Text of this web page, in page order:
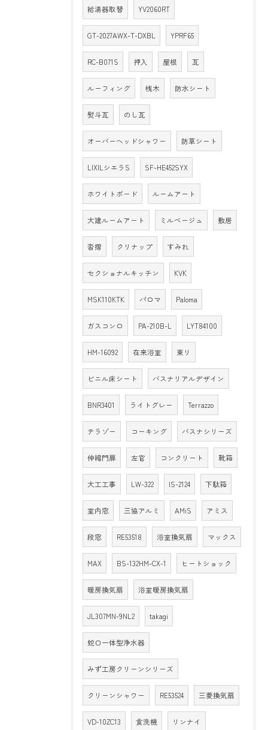
給湯器取替 YV2060RT
GT-2027AWX-T-DXBL YPRF65
RC-B071S 押入 屋根 瓦
ルーフィング 桟木 防水シート
熨斗瓦 のし瓦
オーバーヘッドシャワー 防草シート
LIXILシエラS SF-HE452SYX
ホワイトボード ルームアート
大建ルームアート ミルベージュ 敷居
沓摺 クリナップ すみれ
セクショナルキッチン KVK
MSK110KTK パロマ Paloma
ガスコンロ PA-210B-L LYT84100
HM-16092 在来浴室 東リ
ビニル床シート バスナリアルデザイン
BNR3401 ライトグレー Terrazzo
テラゾー コーキング バスナシリーズ
伸縮門扉 左官 コンクリート 靴箱
大工工事 LW-322 IS-2124 下駄箱
室内窓 三協アルミ AMiS アミス
段窓 RE53518 浴室換気扇 マックス
MAX BS-132HM-CX-1 ヒートショック
暖房換気扇 浴室暖房換気扇
JL307MN-9NL2 takagi
蛇口一体型浄水器
みず工房クリーンシリーズ
クリーンシャワー RE53524 三菱換気扇
VD-10ZC13 食洗機 リンナイ